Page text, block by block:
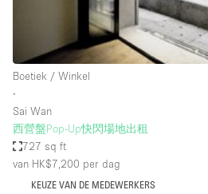
Advertentieruimte
Atelier / Werkplaats
Boetiek / Winkel
Boot
Boetiek / Winkel
∙
Sai Wan
西營盤Pop-Up快閃場地出租
727 sq ft
van HK$7,200 per dag
KEUZE VAN DE MEDEWERKERS